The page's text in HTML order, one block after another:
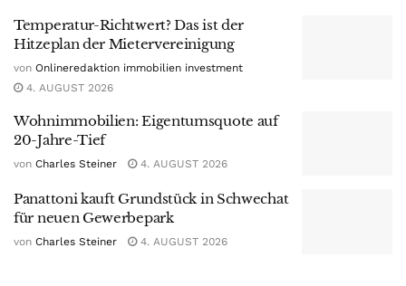
Temperatur-Richtwert? Das ist der
Hitzeplan der Mietervereinigung
von Onlineredaktion immobilien investment
4. AUGUST 2026
Wohnimmobilien: Eigentumsquote auf
20-Jahre-Tief
von Charles Steiner 4. AUGUST 2026
Panattoni kauft Grundstück in Schwechat
für neuen Gewerbepark
von Charles Steiner 4. AUGUST 2026